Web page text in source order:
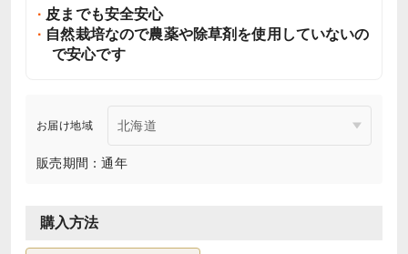
皮までも安全安心
自然栽培なので農薬や除草剤を使用していないの
で安心です
お届け地域
販売期間：通年
購入方法